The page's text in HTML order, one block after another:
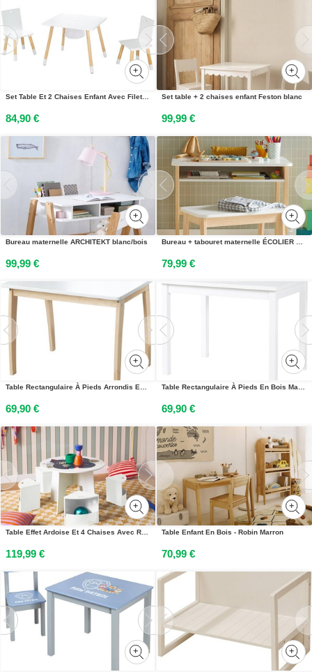
Set Table Et 2 Chaises Enfant Avec Filet De Rangement Blanc Et Naturel
84,90 €
Set table + 2 chaises enfant Feston blanc
99,99 €
Bureau maternelle ARCHITEKT blanc/bois
99,99 €
Bureau + tabouret maternelle ÉCOLIER blanc
79,99 €
Table Rectangulaire À Pieds Arrondis En Bois Massif Blanc Et Naturel
69,90 €
Table Rectangulaire À Pieds En Bois Massif Laqué Blanc
69,90 €
Table Effet Ardoise Et 4 Chaises Avec Rangement Pour Enfant Blanc
119,99 €
Table Enfant En Bois - Robin Marron
70,99 €